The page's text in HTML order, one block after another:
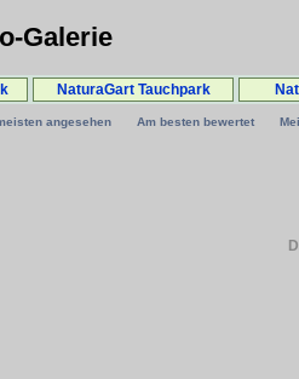
Galerie
NaturaGart Tauchpark
angesehen Am besten bewertet